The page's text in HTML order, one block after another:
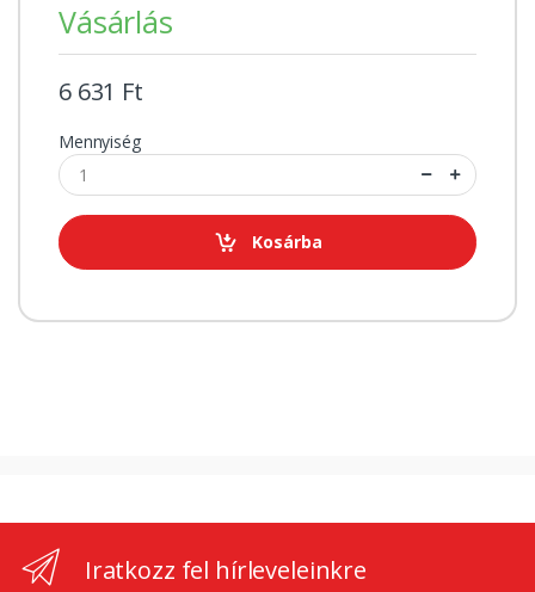
Vásárlás
6 631 Ft
Mennyiség
Kosárba
Iratkozz fel hírleveleinkre